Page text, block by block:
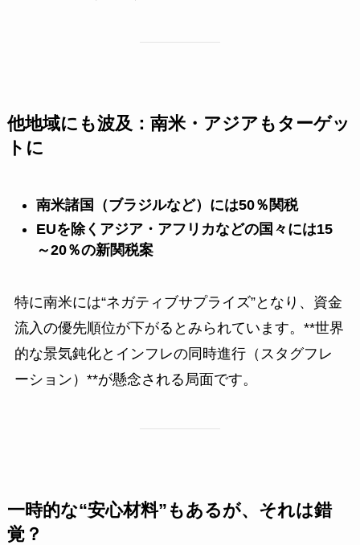
他地域にも波及：南米・アジアもターゲッ
トに
南米諸国（ブラジルなど）には50％関税
EUを除くアジア・アフリカなどの国々には15
～20％の新関税案
特に南米には“ネガティブサプライズ”となり、資金
流入の優先順位が下がるとみられています。**世界
的な景気鈍化とインフレの同時進行（スタグフレ
ーション）**が懸念される局面です。
一時的な“安心材料”もあるが、それは錯
覚？